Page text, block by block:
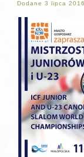
Dodane 3 lipca 2016